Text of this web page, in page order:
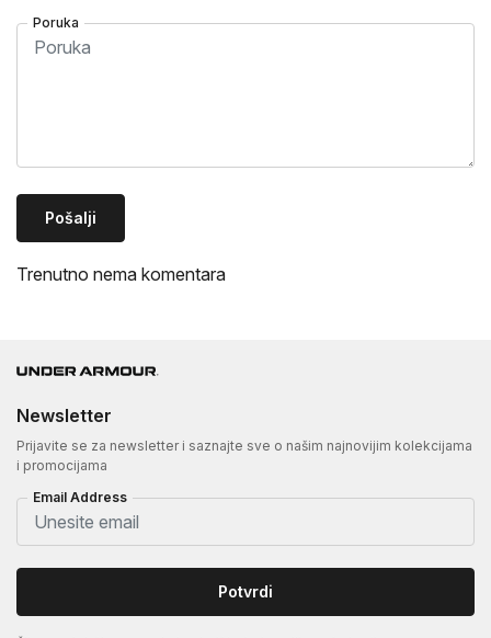
Poruka
Pošalji
Trenutno nema komentara
Newsletter
Prijavite se za newsletter i saznajte sve o našim najnovijim kolekcijama
i promocijama
Email Address
Potvrdi